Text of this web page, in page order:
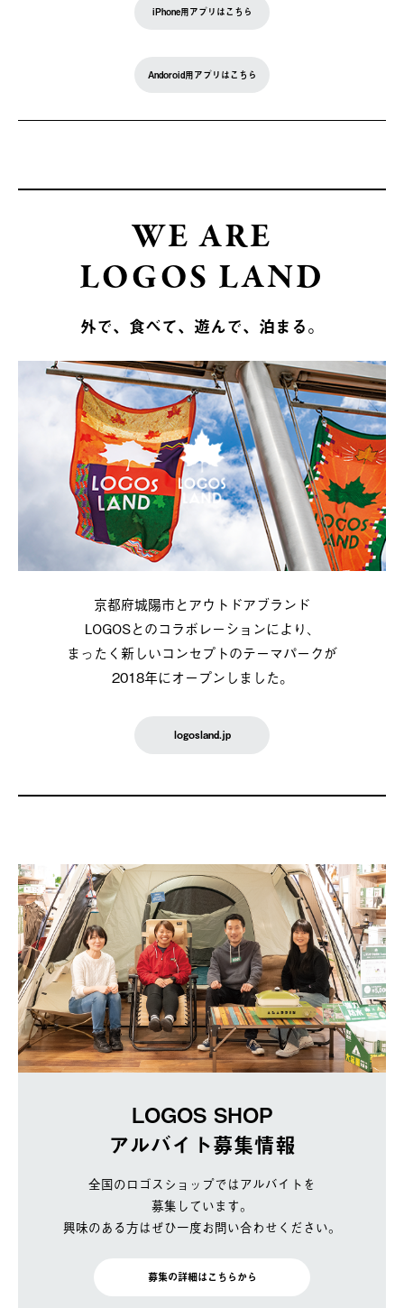
iPhone用アプリはこちら
Andoroid用アプリはこちら
WE ARE
LOGOS LAND
外で、食べて、遊んで、泊まる。
京都府城陽市とアウトドアブランド
LOGOSとのコラボレーションにより、
まったく新しいコンセプトのテーマパークが
2018年にオープンしました。
logosland.jp
LOGOS SHOP
アルバイト募集情報
全国のロゴスショップではアルバイトを
募集しています。
興味のある方はぜひ一度お問い合わせください。
募集の詳細はこちらから